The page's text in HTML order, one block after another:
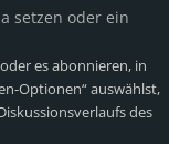
setzen oder ein
es abonnieren, in
Optionen“ auswählst,
des